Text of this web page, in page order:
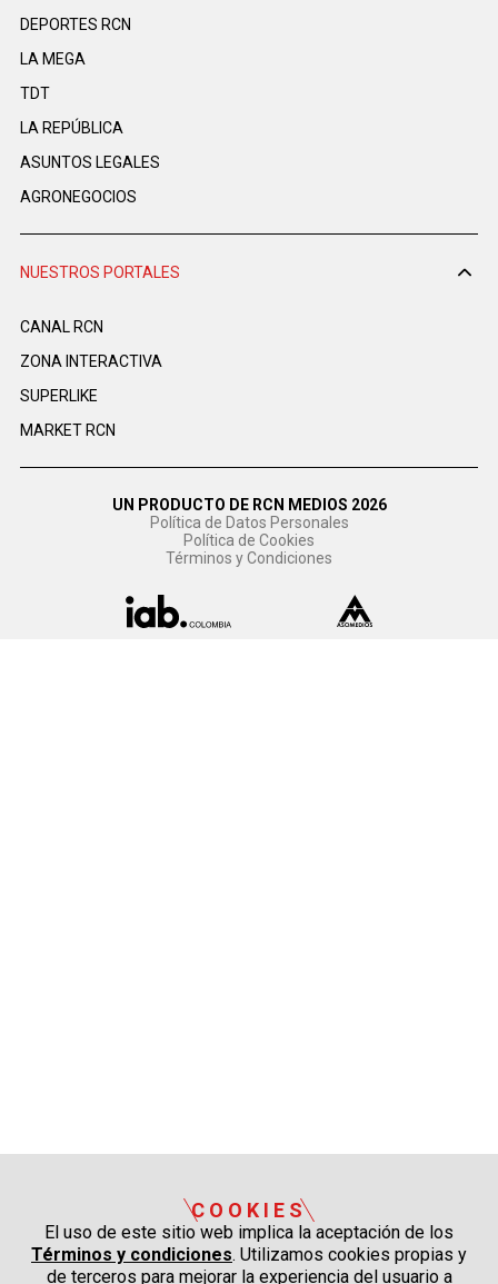
DEPORTES RCN
LA MEGA
TDT
LA REPÚBLICA
ASUNTOS LEGALES
AGRONEGOCIOS
NUESTROS PORTALES
CANAL RCN
ZONA INTERACTIVA
SUPERLIKE
MARKET RCN
UN PRODUCTO DE RCN MEDIOS 2026
Política de Datos Personales
Política de Cookies
Términos y Condiciones
COOKIES
El uso de este sitio web implica la aceptación de los
Términos y condiciones. Utilizamos cookies propias y
de terceros para mejorar la experiencia del usuario a